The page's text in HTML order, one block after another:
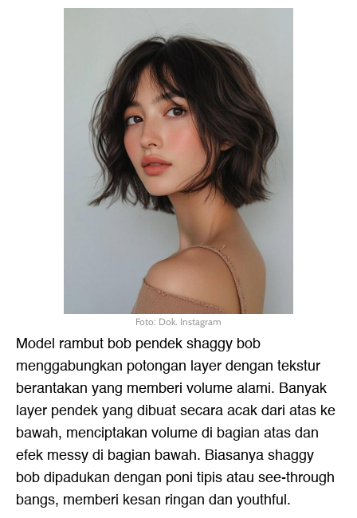
Foto: Dok. Instagram
Model rambut bob pendek shaggy bob
menggabungkan potongan layer dengan tekstur
berantakan yang memberi volume alami. Banyak
layer pendek yang dibuat secara acak dari atas ke
bawah, menciptakan volume di bagian atas dan
efek messy di bagian bawah. Biasanya shaggy
bob dipadukan dengan poni tipis atau see-through
bangs, memberi kesan ringan dan youthful.